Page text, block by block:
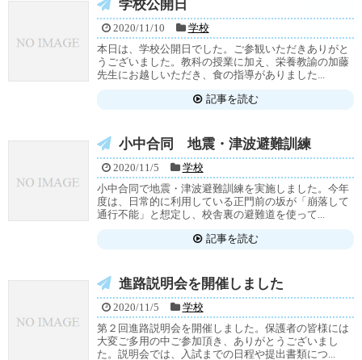
学校公開日
2020/11/10
学校
本日は、学校公開日でした。ご参観いただきありがと
うございました。教科の授業に加え、栄養教諭の加藤
先生にお越しいただき、食の指導がありました...
記事を読む
小中合同 地震・津波避難訓練
2020/11/5
学校
小中合同で地震・津波避難訓練を実施しました。今年
度は、日常的に利用している正門前の坂が「崩落して
通行不能」と想定し、校舎裏の避難道を使って...
記事を読む
進路説明会を開催しました
2020/11/5
学校
第２回進路説明会を開催しました。保護者の皆様には
大変ご多用の中ご参加頂き、ありがとうございまし
た。説明会では、入試までの日程や提出書類につ...